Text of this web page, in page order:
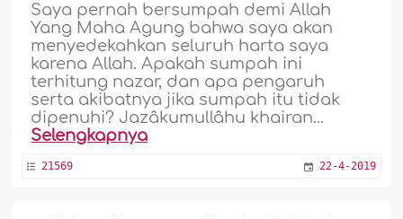
Saya pernah bersumpah demi Allah
Yang Maha Agung bahwa saya akan
menyedekahkan seluruh harta saya
karena Allah. Apakah sumpah ini
terhitung nazar, dan apa pengaruh
serta akibatnya jika sumpah itu tidak
dipenuhi? Jazâkumullâhu khairan...
Selengkapnya
21569 22-4-2019